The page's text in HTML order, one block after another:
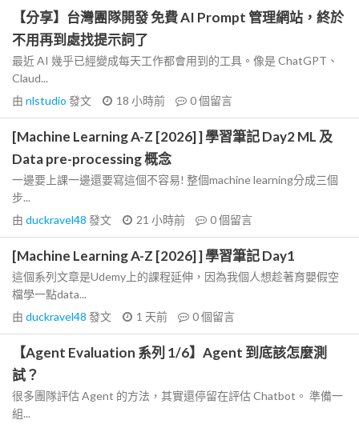
【分享】台灣團隊開發 免費 AI Prompt 管理網站，終於
不用再到處找提示詞了
最近 AI 幾乎已經變成每天工作都會用到的工具。像是 ChatGPT、
Claud...
由 nlstudio 發文 18 小時前 0個留言
[Machine Learning A-Z [2026] ] 學習筆記 Day2 ML 及
Data pre-processing 概念
一邊要上課一邊還要寫這個不容易! 整個machine learning分成三個
步...
由 duckravel48 發文 21 小時前 0個留言
[Machine Learning A-Z [2026] ] 學習筆記 Day1
這個系列文章是Udemy上的課程延伸，因為我個人想趁著育嬰假空
檔學一點data...
由 duckravel48 發文 1 天前 0個留言
【Agent Evaluation 系列 1/6】Agent 到底該怎麼測
試？
很多團隊評估 Agent 的方法，其實還停留在評估 Chatbot。 準備一
組...